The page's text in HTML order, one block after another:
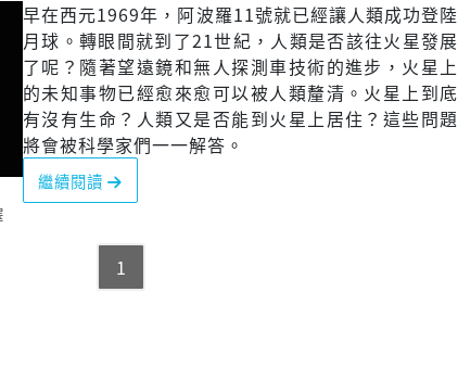
早在西元1969年，阿波羅11號就已經讓人類成功登陸
月球。轉眼間就到了21世紀，人類是否該往火星發展
了呢？隨著望遠鏡和無人探測車技術的進步，火星上
的未知事物已經愈來愈可以被人類釐清。火星上到底
有沒有生命？人類又是否能到火星上居住？這些問題
將會被科學家們一一解答。
繼續閱讀
1